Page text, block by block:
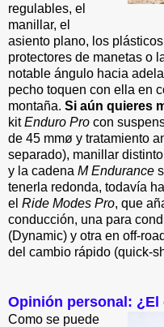
regulables, el
manillar, el
asiento plano, los
protectores de manetas o
notable ángulo hacia
pecho toquen con ella en
montaña. Si aún quieres
kitEnduro Pro con
de 45 mmø y tratamiento
separado), manillar
y la cadena M Endurance
tenerla redonda, todavía
el Ride Modes Pro, que
conducción, una para
(Dynamic) y otra en off-
del cambio rápido (quick-
Opinión personal:
Como se puede